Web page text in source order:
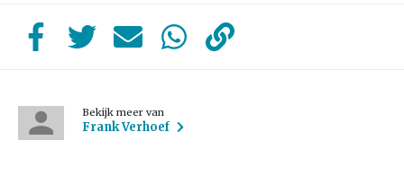
Bekijk meer van
Frank Verhoef